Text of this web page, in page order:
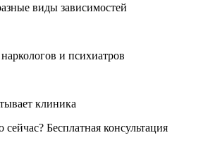
виды зависимостей
и психиатров
клиника
Бесплатная консультация